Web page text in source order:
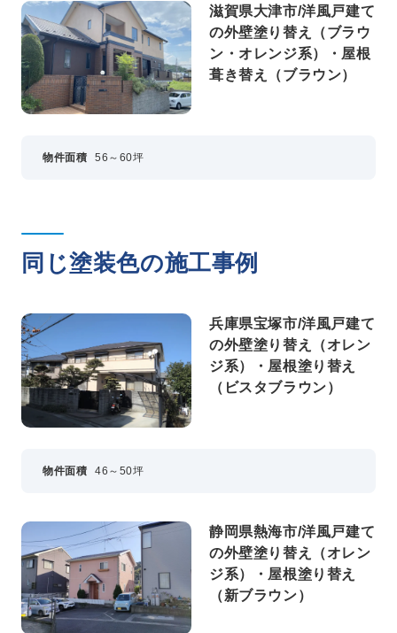
滋賀県大津市/洋風戸建て
の外壁塗り替え（ブラウ
ン・オレンジ系）・屋根
葺き替え（ブラウン）
物件面積 56～60坪
同じ塗装色の施工事例
兵庫県宝塚市/洋風戸建て
の外壁塗り替え（オレン
ジ系）・屋根塗り替え
（ビスタブラウン）
物件面積 46～50坪
静岡県熱海市/洋風戸建て
の外壁塗り替え（オレン
ジ系）・屋根塗り替え
（新ブラウン）